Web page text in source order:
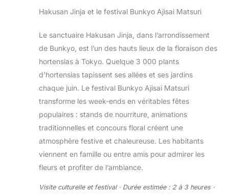
Hakusan Jinja et le festival Bunkyo Ajisai Matsuri
Le sanctuaire Hakusan Jinja, dans l’arrondissement
de Bunkyo, est l’un des hauts lieux de la floraison des
hortensias à Tokyo. Quelque 3 000 plants
d’hortensias tapissent ses allées et ses jardins
chaque juin. Le festival Bunkyo Ajisai Matsuri
transforme les week-ends en véritables fêtes
populaires : stands de nourriture, animations
traditionnelles et concours floral créent une
atmosphère festive et chaleureuse. Les habitants
viennent en famille ou entre amis pour admirer les
fleurs et profiter de l’ambiance.
Visite culturelle et festival · Durée estimée : 2 à 3 heures ·